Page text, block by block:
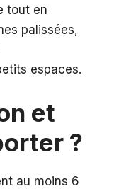
tout en
palissées,
espaces.
et
?
au moins 6